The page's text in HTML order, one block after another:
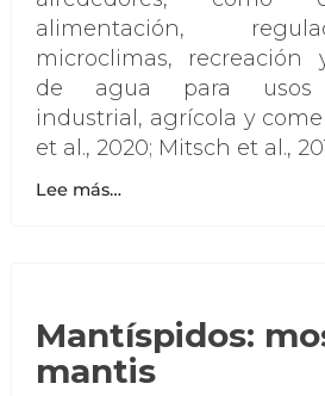
alimentación,
microclimas, recreación
de agua para usos
industrial, agrícola y
et al., 2020; Mitsch et al.,
Lee más…
Mantíspidos:
mantis